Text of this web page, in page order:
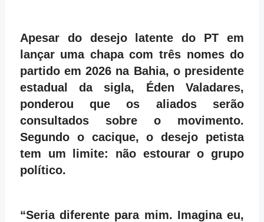
Apesar do desejo latente do PT em
lançar uma chapa com três nomes do
partido em 2026 na Bahia, o presidente
estadual da sigla, Éden Valadares,
ponderou que os aliados serão
consultados sobre o movimento.
Segundo o cacique, o desejo petista
tem um limite: não estourar o grupo
político.
“Seria diferente para mim. Imagina eu,